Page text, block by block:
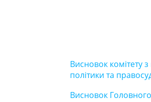
Висновок комітету
політики та
Висновок